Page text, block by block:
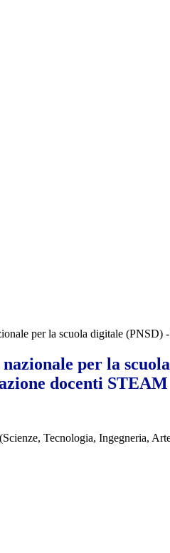
per la scuola digitale
per la
docenti STEAM
Tecnologia, Ingegneria,